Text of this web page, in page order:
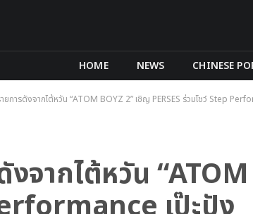
HOME NEWS CHINESE
ยการดังจากไต้หวัน “ATOM BOYZ 2” เชิญ PERSES ร่วมโชว์ Step
งจากไต้หวัน